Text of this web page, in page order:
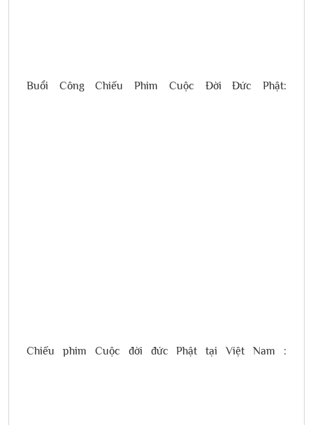
Buổi Công Chiếu Phim Cuộc Đời Đức Phật:
Chiếu phim Cuộc đời đức Phật tại Việt Nam :